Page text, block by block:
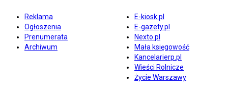
Reklama
Ogłoszenia
Prenumerata
Archiwum
E-kiosk.pl
E-gazety.pl
Nexto.pl
Mała księgowość
Kancelarierp.pl
Wieści Rolnicze
Życie Warszawy